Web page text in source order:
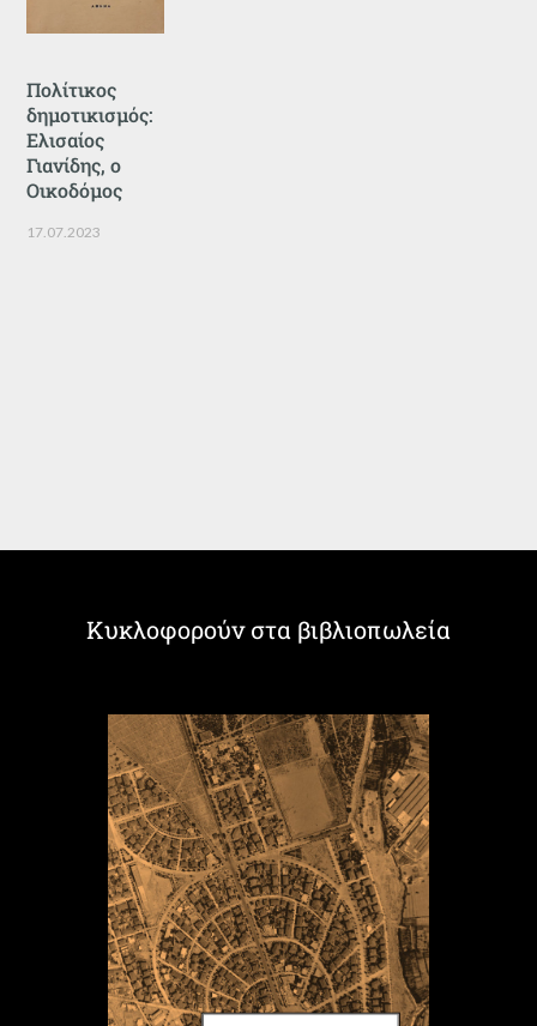
Πολίτικος
δημοτικισμός:
Ελισαίος
Γιανίδης, ο
Οικοδόμος
17.07.2023
Κυκλοφορούν στα βιβλιοπωλεία